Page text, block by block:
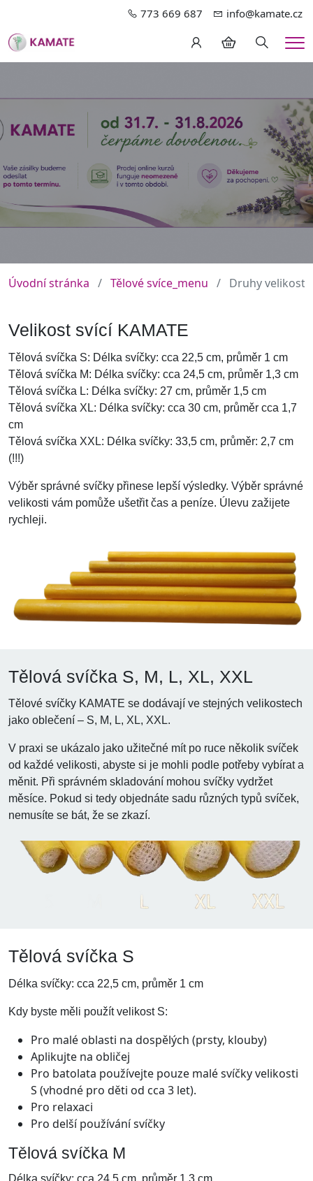
773 669 687 info@kamate.cz
Hledání
Úvodní stránka Tělové svíce_menu Druhy velikostí
Velikost svící KAMATE
Tělová svíčka S: Délka svíčky: cca 22,5 cm, průměr 1 cm
Tělová svíčka M: Délka svíčky: cca 24,5 cm, průměr 1,3 cm
Tělová svíčka L: Délka svíčky: 27 cm, průměr 1,5 cm
Tělová svíčka XL: Délka svíčky: cca 30 cm, průměr cca 1,7
cm
Tělová svíčka XXL: Délka svíčky: 33,5 cm, průměr: 2,7 cm
(!!!)
Výběr správné svíčky přinese lepší výsledky. Výběr správné
velikosti vám pomůže ušetřit čas a peníze. Úlevu zažijete
rychleji.
Tělová svíčka S, M, L, XL, XXL
Tělové svíčky KAMATE se dodávají ve stejných velikostech
jako oblečení – S, M, L, XL, XXL.
V praxi se ukázalo jako užitečné mít po ruce několik svíček
od každé velikosti, abyste si je mohli podle potřeby vybírat a
měnit. Při správném skladování mohou svíčky vydržet
měsíce. Pokud si tedy objednáte sadu různých typů svíček,
nemusíte se bát, že se zkazí.
Tělová svíčka S
Délka svíčky: cca 22,5 cm, průměr 1 cm
Kdy byste měli použít velikost S:
Pro malé oblasti na dospělých (prsty, klouby)
Aplikujte na obličej
Pro batolata používejte pouze malé svíčky velikosti
S (vhodné pro děti od cca 3 let).
Pro relaxaci
Pro delší používání svíčky
Tělová svíčka M